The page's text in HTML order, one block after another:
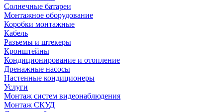
Солнечные батареи
Монтажное оборудование
Коробки монтажные
Кабель
Разъемы и штекеры
Кронштейны
Кондиционирование и отопление
Дренажные насосы
Настенные кондиционеры
Услуги
Монтаж систем видеонаблюдения
Монтаж СКУД